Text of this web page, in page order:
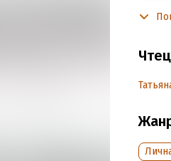
умеет
Но
Дата
Чтец